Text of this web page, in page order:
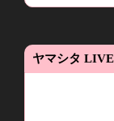
ヤマシタ LIVE